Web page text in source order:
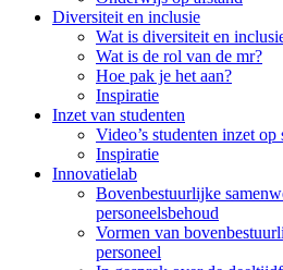
Diversiteit en inclusie
Wat is diversiteit en
Wat is de rol van de mr?
Hoe pak je het aan?
Inspiratie
Inzet van studenten
Video’s studenten inzet op
Inspiratie
Innovatielab
Bovenbestuurlijke
personeelsbehoud
Vormen van
personeel